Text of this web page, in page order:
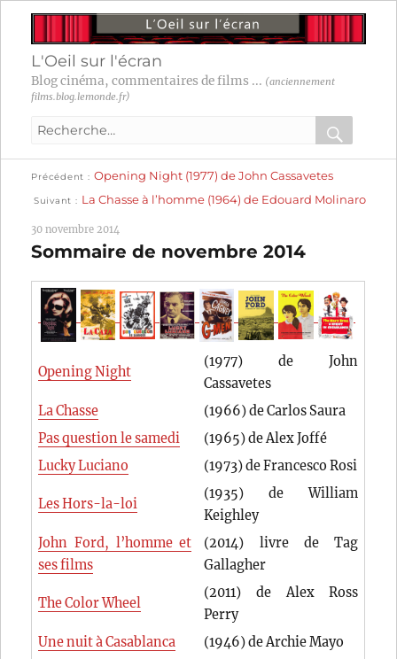
L'Oeil sur l'écran
Blog cinéma, commentaires de films ... (anciennement
films.blog.lemonde.fr)
Recherche
:
OK
Navigation
l’article
Précédent
précédente :
Opening Night (1977) de John Cassavetes
Suivant
suivante :
La Chasse à l’homme (1964) de Edouard Molinaro
30 novembre 2014
Sommaire de novembre 2014
Opening Night
(1977) de John
Cassavetes
La Chasse
(1966) de Carlos Saura
Pas question le samedi
(1965) de Alex Joffé
Lucky Luciano
(1973) de Francesco Rosi
Les Hors-la-loi
(1935) de William
Keighley
John Ford, l’homme et
ses films
(2014) livre de Tag
Gallagher
The Color Wheel
(2011) de Alex Ross
Perry
Une nuit à Casablanca
(1946) de Archie Mayo